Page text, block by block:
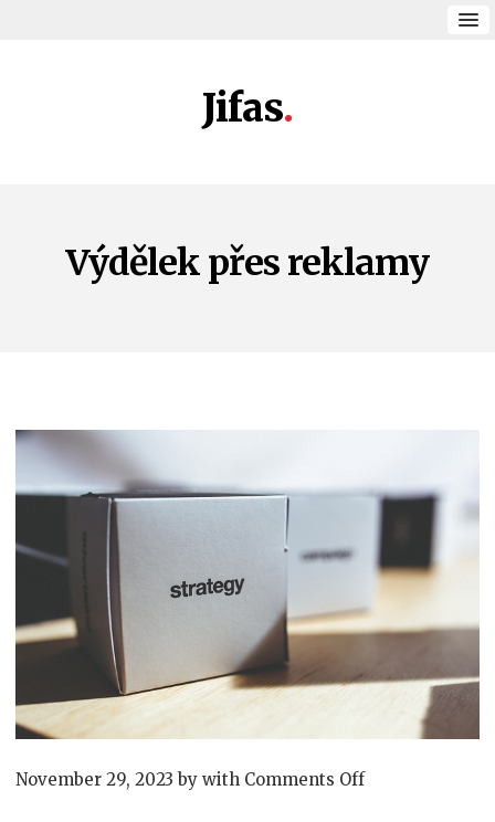
Jifas
Výdělek přes reklamy
November 29, 2023 bywith Comments Offon